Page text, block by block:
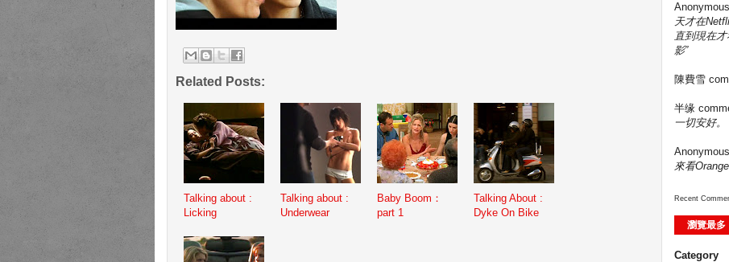
Related Posts:
Talking about :
Licking
Talking about :
Underwear
Baby Boom：
part 1
Talking About :
Dyke On Bike
Anonymous
天才在
直到現在
影”
陳費雪
半缘
一切安好。
Anonymous
來看
Recent
瀏覽最多
Category